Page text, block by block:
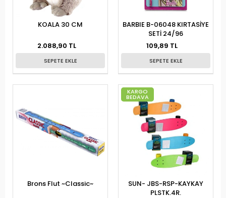
KOALA 30 CM
2.088,90 TL
SEPETE EKLE
BARBIE B-06048 KIRTASİYE
SETİ 24/96
109,89 TL
SEPETE EKLE
Brons Flut ~Classic~
KARGO
BEDAVA
SUN- JBS-RSP-KAYKAY
PLSTK.4R.